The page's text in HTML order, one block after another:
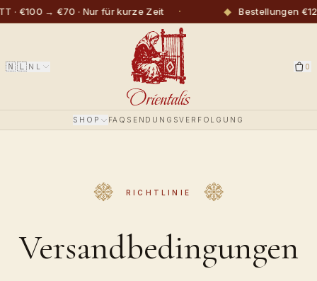
· €100 → €70 · Nur für kurze Zeit ◆ Bestellungen
🇳🇱 NL 0
SHOP FAQ SENDUNGSVERFOLGUNG
RICHTLINIE
Versandbedingungen